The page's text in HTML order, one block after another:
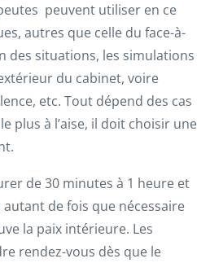
peuvent utiliser en ce
autres que celle du face-à-
des situations, les simulations
du cabinet, voire
etc. Tout dépend des cas
plus à l’aise, il doit choisir une
de 30 minutes à 1 heure et
de fois que nécessaire
la paix intérieure. Les
rendez-vous dès que le